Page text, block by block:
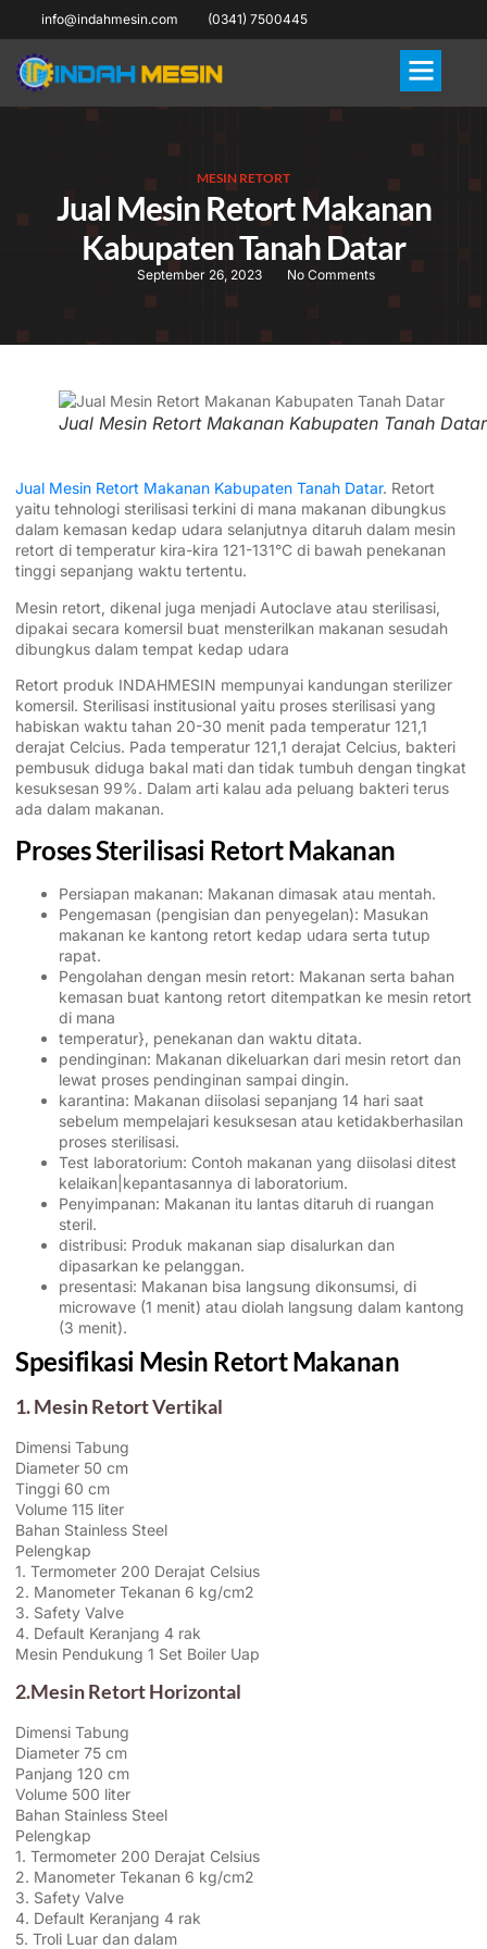
info@indahmesin.com (0341) 7500445
MESIN RETORT
Jual Mesin Retort Makanan
Kabupaten Tanah Datar
September 26, 2023 No Comments
Jual Mesin Retort Makanan Kabupaten Tanah Datar
Jual Mesin Retort Makanan Kabupaten Tanah Datar. Retort
yaitu tehnologi sterilisasi terkini di mana makanan dibungkus
dalam kemasan kedap udara selanjutnya ditaruh dalam mesin
retort di temperatur kira-kira 121-131°C di bawah penekanan
tinggi sepanjang waktu tertentu.
Mesin retort, dikenal juga menjadi Autoclave atau sterilisasi,
dipakai secara komersil buat mensterilkan makanan sesudah
dibungkus dalam tempat kedap udara
Retort produk INDAHMESIN mempunyai kandungan sterilizer
komersil. Sterilisasi institusional yaitu proses sterilisasi yang
habiskan waktu tahan 20-30 menit pada temperatur 121,1
derajat Celcius. Pada temperatur 121,1 derajat Celcius, bakteri
pembusuk diduga bakal mati dan tidak tumbuh dengan tingkat
kesuksesan 99%. Dalam arti kalau ada peluang bakteri terus
ada dalam makanan.
Proses Sterilisasi Retort Makanan
Persiapan makanan: Makanan dimasak atau mentah.
Pengemasan (pengisian dan penyegelan): Masukan
makanan ke kantong retort kedap udara serta tutup
rapat.
Pengolahan dengan mesin retort: Makanan serta bahan
kemasan buat kantong retort ditempatkan ke mesin retort
di mana
temperatur}, penekanan dan waktu ditata.
pendinginan: Makanan dikeluarkan dari mesin retort dan
lewat proses pendinginan sampai dingin.
karantina: Makanan diisolasi sepanjang 14 hari saat
sebelum mempelajari kesuksesan atau ketidakberhasilan
proses sterilisasi.
Test laboratorium: Contoh makanan yang diisolasi ditest
kelaikan|kepantasannya di laboratorium.
Penyimpanan: Makanan itu lantas ditaruh di ruangan
steril.
distribusi: Produk makanan siap disalurkan dan
dipasarkan ke pelanggan.
presentasi: Makanan bisa langsung dikonsumsi, di
microwave (1 menit) atau diolah langsung dalam kantong
(3 menit).
Spesifikasi Mesin Retort Makanan
1. Mesin Retort Vertikal
Dimensi Tabung
Diameter 50 cm
Tinggi 60 cm
Volume 115 liter
Bahan Stainless Steel
Pelengkap
1. Termometer 200 Derajat Celsius
2. Manometer Tekanan 6 kg/cm2
3. Safety Valve
4. Default Keranjang 4 rak
Mesin Pendukung 1 Set Boiler Uap
2.Mesin Retort Horizontal
Dimensi Tabung
Diameter 75 cm
Panjang 120 cm
Volume 500 liter
Bahan Stainless Steel
Pelengkap
1. Termometer 200 Derajat Celsius
2. Manometer Tekanan 6 kg/cm2
3. Safety Valve
4. Default Keranjang 4 rak
5. Troli Luar dan dalam